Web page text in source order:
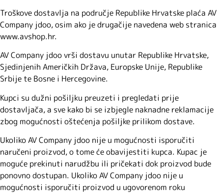
Troškove dostavlja na područje Republike Hrvatske plaća AV
Company jdoo, osim ako je drugačije navedena web stranica
www.avshop.hr.
AV Company jdoo vrši dostavu unutar Republike Hrvatske,
Sjedinjenih Američkih Država, Europske Unije, Republike
Srbije te Bosne i Hercegovine.
Kupci su dužni pošiljku preuzeti i pregledati prije
dostavljača, a sve kako bi se izbjegle naknadne reklamacije
zbog mogućnosti oštećenja pošiljke prilikom dostave.
Ukoliko AV Company jdoo nije u mogućnosti isporučiti
naručeni proizvod, o tome će obavijestiti kupca. Kupac je
moguće prekinuti narudžbu ili pričekati dok proizvod bude
ponovno dostupan. Ukoliko AV Company jdoo nije u
mogućnosti isporučiti proizvod u ugovorenom roku